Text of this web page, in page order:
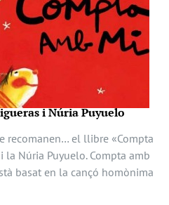
i Núria Puyuelo
recomanen… el llibre «Compta
la Núria Puyuelo. Compta amb
basat en la cançó homònima